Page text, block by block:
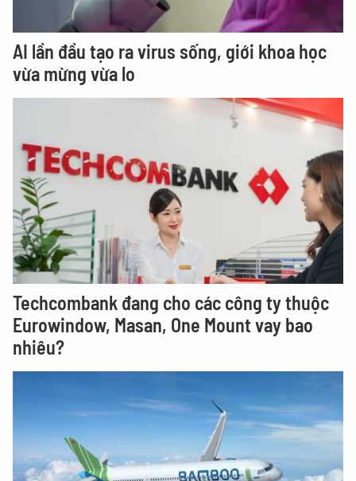
AI lần đầu tạo ra virus sống, giới khoa học
vừa mừng vừa lo
Techcombank đang cho các công ty thuộc
Eurowindow, Masan, One Mount vay bao
nhiêu?